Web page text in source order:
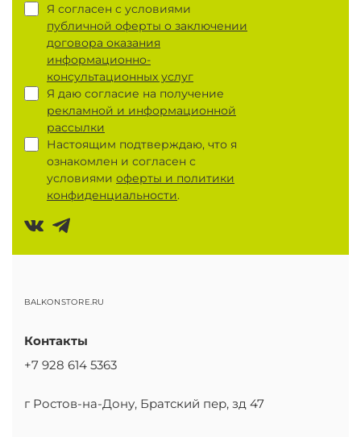
Я согласен с условиями
публичной оферты о заключении
договора оказания
информационно-
консультационных услуг
Я даю согласие на получение
рекламной и информационной
рассылки
Настоящим подтверждаю, что я
ознакомлен и согласен с
условиями оферты и политики
конфиденциальности.
BALKONSTORE.RU
Контакты
+7 928 614 5363
г Ростов-на-Дону, Братский пер, зд 47